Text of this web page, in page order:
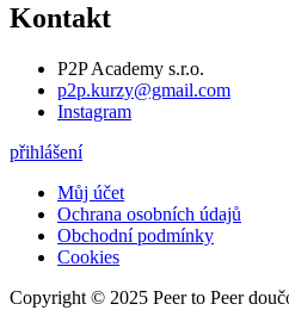
Kontakt
P2P Academy s.r.o.
p2p.kurzy@gmail.com
Instagram
přihlášení
Můj účet
Ochrana osobních údajů
Obchodní podmínky
Cookies
Copyright © 2025 Peer to Peer